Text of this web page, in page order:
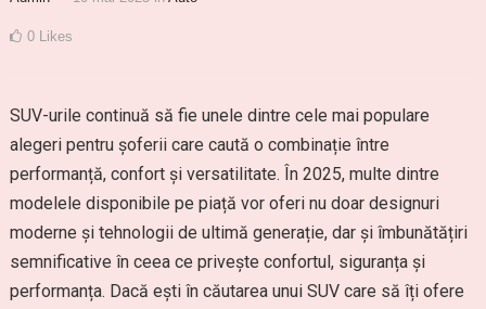
0 Likes
SUV-urile continuă să fie unele dintre cele mai populare
alegeri pentru șoferii care caută o combinație între
performanță, confort și versatilitate. În 2025, multe dintre
modelele disponibile pe piață vor oferi nu doar designuri
moderne și tehnologii de ultimă generație, dar și îmbunătățiri
semnificative în ceea ce privește confortul, siguranța și
performanța. Dacă ești în căutarea unui SUV care să îți ofere